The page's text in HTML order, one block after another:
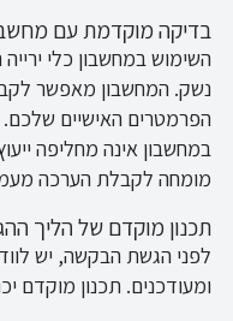
בדיקה מוקדמת עם
השימוש במחשבון כלי
נשק. המחשבון מאפשר
הפרמטרים האישיים שלכם.
במחשבון אינה מחליפה
מומחה לקבלת הערכה
תכנון מוקדם של הליך
לפני הגשת הבקשה, יש
ומעודכנים. תכנון מוקדם